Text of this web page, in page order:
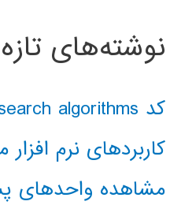
نوشته‌های تازه
کد classical AI search algorithms
کاربردهای نرم
مشاهده واحدهای